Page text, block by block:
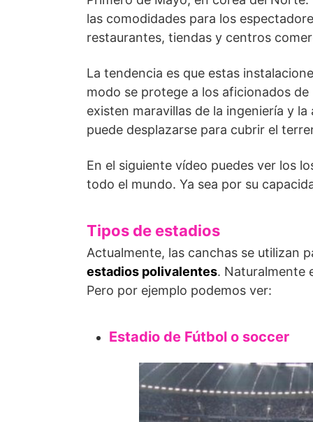
las comodidades para los
restaurantes, tiendas y centros
La tendencia es que estas
modo se protege a los aficionados
existen maravillas de la ingeniería y
puede desplazarse para cubrir el
En el siguiente vídeo puedes ver los
todo el mundo. Ya sea por su
Tipos de estadios
Actualmente, las canchas se utilizan
estadios polivalentes. Naturalmente
Pero por ejemplo podemos ver:
Estadio de Fútbol o soccer